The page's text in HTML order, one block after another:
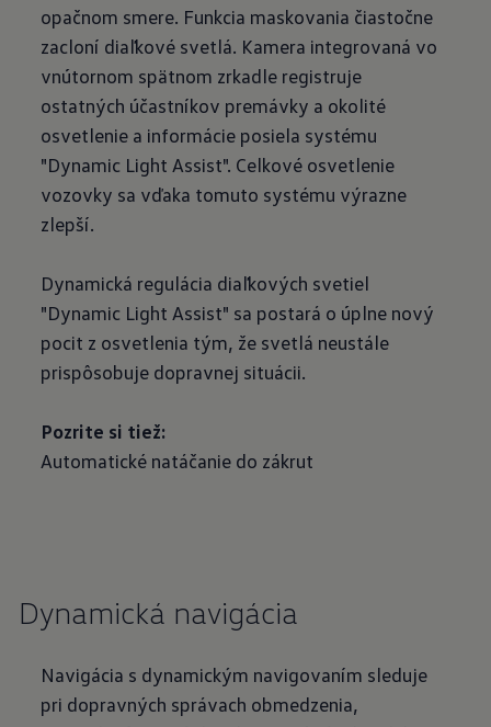
opačnom smere. Funkcia maskovania čiastočne
zacloní diaľkové svetlá. Kamera integrovaná vo
vnútornom spätnom zrkadle registruje
ostatných účastníkov premávky a okolité
osvetlenie a informácie posiela systému
"Dynamic Light Assist". Celkové osvetlenie
vozovky sa vďaka tomuto systému výrazne
zlepší.
Dynamická regulácia diaľkových svetiel
"Dynamic Light Assist" sa postará o úplne nový
pocit z osvetlenia tým, že svetlá neustále
prispôsobuje dopravnej situácii.
Pozrite si tiež:
Automatické natáčanie do zákrut
Dynamická navigácia
Navigácia s dynamickým navigovaním sleduje
pri dopravných správach obmedzenia,